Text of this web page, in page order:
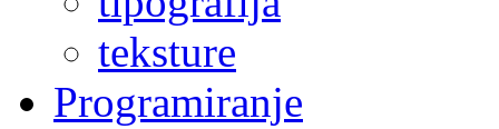
teksture
Programiranje